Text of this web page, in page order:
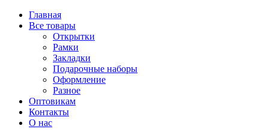
Главная
Все товары
Открытки
Рамки
Закладки
Подарочные наборы
Оформление
Разное
Оптовикам
Контакты
О нас